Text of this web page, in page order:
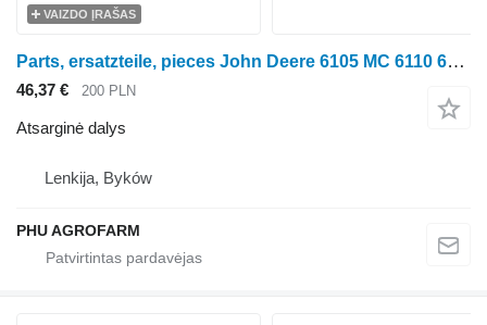
VAIZDO ĮRAŠAS
Parts, ersatzteile, pieces John Deere 6105 MC 6110 6100 parts, ersatzteile, pieces ratinio traktoriaus John Deere 6105 MC 6110 6100
46,37 € 200 PLN
Atsarginė dalys
Lenkija, Byków
PHU AGROFARM